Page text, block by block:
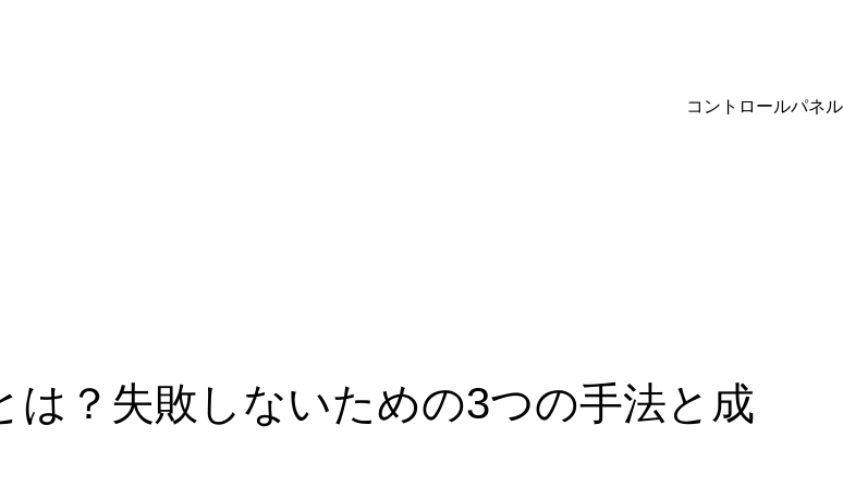
コントロールパネル
は？失敗しないための3つの手法と成